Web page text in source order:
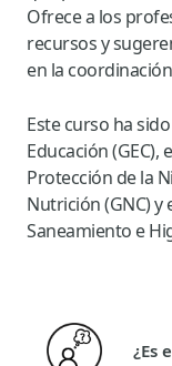
Ofrece a los
recursos y
en la
Este curso ha
Educación (GEC),
Protección de la
Nutrición (GNC) y
Saneamiento e
¿Es